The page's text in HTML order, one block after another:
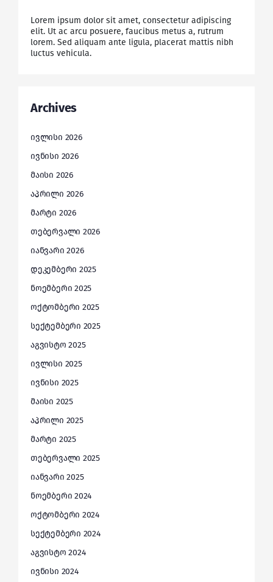
Lorem ipsum dolor sit amet, consectetur adipiscing
elit. Ut ac arcu posuere, faucibus metus a, rutrum
lorem. Sed aliquam ante ligula, placerat mattis nibh
luctus vehicula.
Archives
ივლისი 2026
ივნისი 2026
მაისი 2026
აპრილი 2026
მარტი 2026
თებერვალი 2026
იანვარი 2026
დეკემბერი 2025
ნოემბერი 2025
ოქტომბერი 2025
სექტემბერი 2025
აგვისტო 2025
ივლისი 2025
ივნისი 2025
მაისი 2025
აპრილი 2025
მარტი 2025
თებერვალი 2025
იანვარი 2025
ნოემბერი 2024
ოქტომბერი 2024
სექტემბერი 2024
აგვისტო 2024
ივნისი 2024